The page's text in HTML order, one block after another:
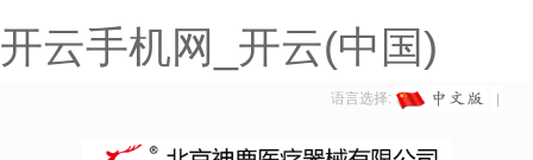
开云手机网_开云(中国)
语言选择: